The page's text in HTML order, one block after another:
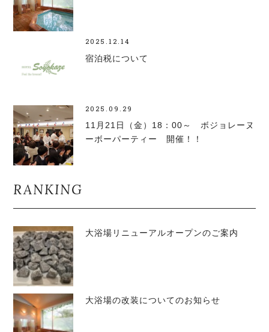
2025.12.14
宿泊税について
2025.09.29
11月21日（金）18：00～ ボジョレーヌ
ーボーパーティー 開催！！
RANKING
大浴場リニューアルオープンのご案内
大浴場の改装についてのお知らせ